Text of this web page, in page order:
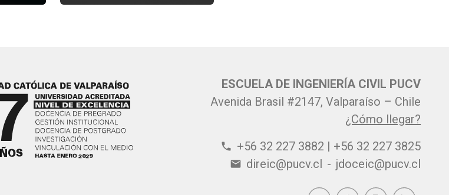
ESCUELA DE INGENIERÍA CIVIL PUCV
Avenida Brasil #2147, Valparaíso – Chile
¿Cómo llegar?
phone +56 32 227 3882 | +56 32 227 3825
email direic@pucv.cl - jdoceic@pucv.cl